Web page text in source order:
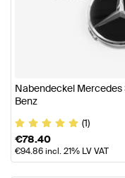
Nabendeckel
Benz
(1)
€78.40
€94.86incl. 21% LV VAT